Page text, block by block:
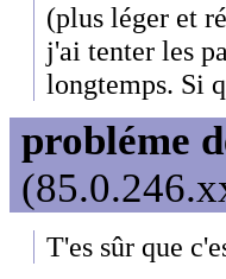
(plus léger et
j'ai tenter les
longtemps. Si
probléme
T'es sûr que